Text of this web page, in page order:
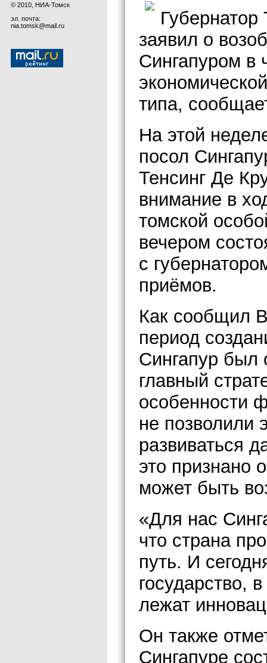
© 2010, НИА-Томск
эл. почта:
nia.tomsk@mail.ru
Губернатор
заявил о
Сингапуром в
типа,
На этой
посол
Тенсинг Де
внимание в
томской
вечером
с
приёмов.
Как сообщил
период
Сингапур был
главный
особенности
не позволили
развиваться
это признано
может быть
«Для нас
что страна
путь. И
государство,
лежат
Он также
Сингапуре